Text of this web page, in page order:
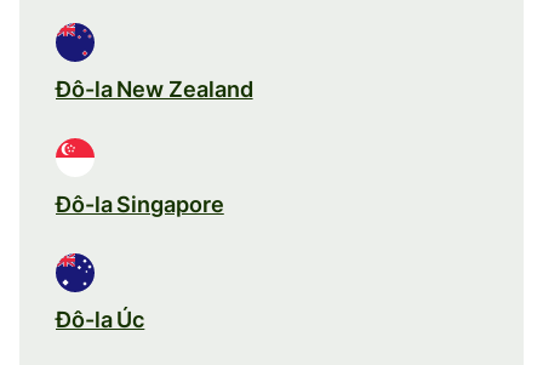
Đô-la New Zealand
Đô-la Singapore
Đô-la Úc